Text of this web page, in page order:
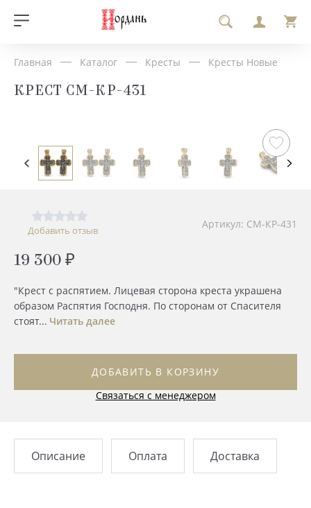
Главная Каталог Кресты Кресты Новые
КРЕСТ СМ-КР-431
Добавить отзыв Артикул: СМ-КР-431
19 300 ₽
"Крест с распятием. Лицевая сторона креста украшена
образом Распятия Господня. По сторонам от Спасителя
стоят... Читать далее
ДОБАВИТЬ В КОРЗИНУ
Связаться с менеджером
Описание Оплата Доставка